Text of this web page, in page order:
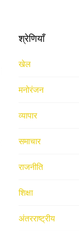
श्रेणियाँ
खेल
मनोरंजन
व्यापार
समाचार
राजनीति
शिक्षा
अंतरराष्ट्रीय